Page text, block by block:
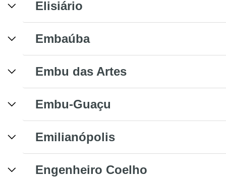
Elisiário
Embaúba
Embu das Artes
Embu-Guaçu
Emilianópolis
Engenheiro Coelho